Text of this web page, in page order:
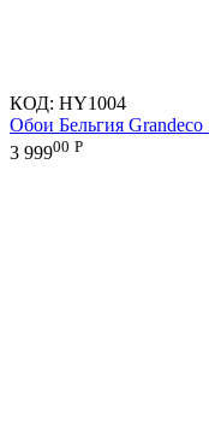
КОД: HY1004
Обои Бельгия
3 99900 Р